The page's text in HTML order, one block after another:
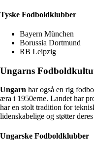
Tyske Fodboldklubber
Bayern München
Borussia Dortmund
RB Leipzig
Ungarns
Ungarn har også en rig
æra i 1950erne. Landet har
har en stolt tradition for
lidenskabelige og støtter
Ungarske Fodboldklubber